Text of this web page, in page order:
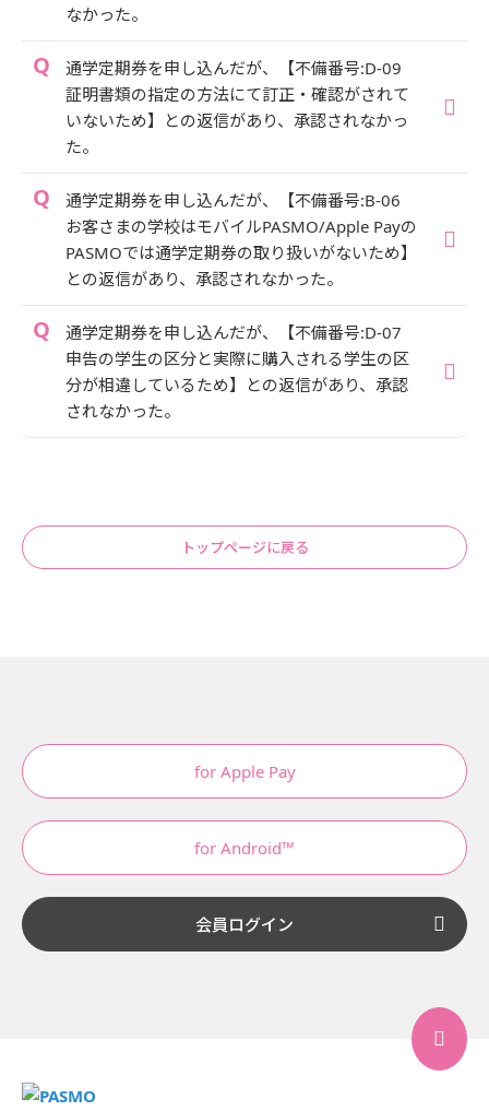
なかった。
通学定期券を申し込んだが、【不備番号:D-09
証明書類の指定の方法にて訂正・確認がされて
いないため】との返信があり、承認されなかっ
た。
通学定期券を申し込んだが、【不備番号:B-06
お客さまの学校はモバイルPASMO/Apple Payの
PASMOでは通学定期券の取り扱いがないため】
との返信があり、承認されなかった。
通学定期券を申し込んだが、【不備番号:D-07
申告の学生の区分と実際に購入される学生の区
分が相違しているため】との返信があり、承認
されなかった。
トップページに戻る
for Apple Pay
for Android™
会員ログイン